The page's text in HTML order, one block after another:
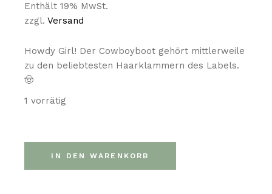
Enthält 19% MwSt.
zzgl.Versand
Howdy Girl! Der Cowboyboot gehört mittlerweile
zu den beliebtesten Haarklammern des Labels.
🤠
1 vorrätig
IN DEN WARENKORB